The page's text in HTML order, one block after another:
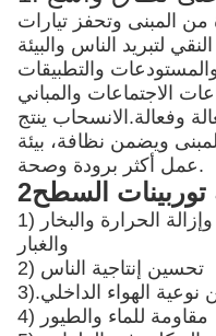
من المبنى وتحفز تيارات
النقي لتبريد الناس والبيئة
والتطبيقات
الاجتماعات والمباني
وفعالة.الانسحاب ينتج
ويضمن نظافة، بيئة
عمل أكثر برودة وصحة.
1) يتم استخراج الهواء القديم وإزالة الحرارة والبخار
والغبار
2) تحسين إنتاجية الناس
3).الهواء الداخلي
4) مقاومة للماء والطيور